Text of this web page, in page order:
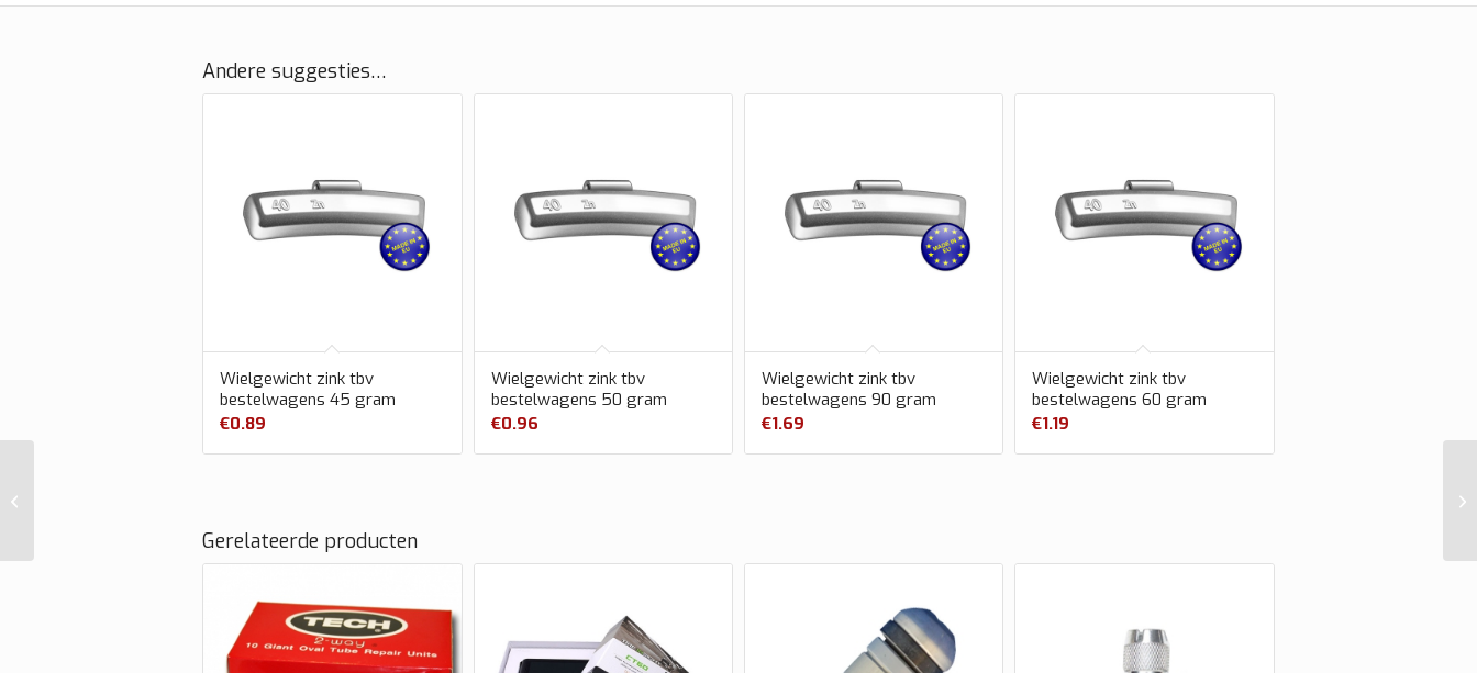
Andere suggesties…
Wielgewicht zink tbv
bestelwagens 45 gram
€0.89
Wielgewicht zink tbv
bestelwagens 50 gram
€0.96
Wielgewicht zink tbv
bestelwagens 90 gram
€1.69
Wielgewicht zink tbv
bestelwagens 60 gram
€1.19
Gerelateerde producten